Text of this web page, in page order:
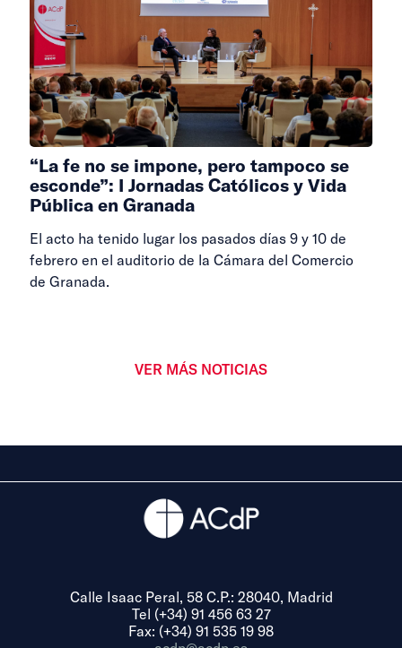
“La fe no se impone, pero tampoco se
esconde”: I Jornadas Católicos y Vida
Pública en Granada
El acto ha tenido lugar los pasados días 9 y 10 de
febrero en el auditorio de la Cámara del Comercio
de Granada.
VER MÁS NOTICIAS
Calle Isaac Peral, 58 C.P.: 28040, Madrid
Tel (+34) 91 456 63 27
Fax: (+34) 91 535 19 98